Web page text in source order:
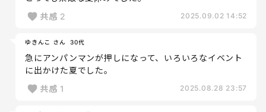
共感 2 2025.09.02 14:52
ゆきんこ さん 30代
急にアンパンマンが押しになって、いろいろなイベント
に出かけた夏でした。
共感 1 2025.08.28 23:57